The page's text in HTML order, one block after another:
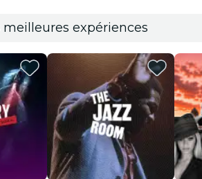
meilleures expériences